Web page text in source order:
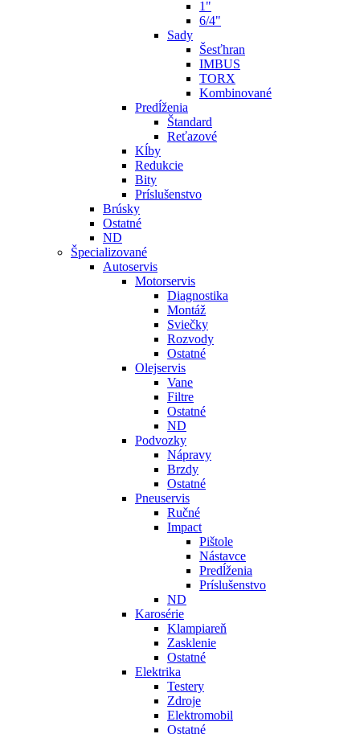
1"
6/4"
Sady
Šesťhran
IMBUS
TORX
Kombinované
Predĺženia
Štandard
Reťazové
Kĺby
Redukcie
Bity
Príslušenstvo
Brúsky
Ostatné
ND
Špecializované
Autoservis
Motorservis
Diagnostika
Montáž
Sviečky
Rozvody
Ostatné
Olejservis
Vane
Filtre
Ostatné
ND
Podvozky
Nápravy
Brzdy
Ostatné
Pneuservis
Ručné
Impact
Pištole
Nástavce
Predĺženia
Príslušenstvo
ND
Karosérie
Klampiareň
Zasklenie
Ostatné
Elektrika
Testery
Zdroje
Elektromobil
Ostatné